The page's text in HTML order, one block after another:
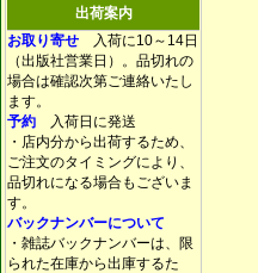
出荷案内
お取り寄せ 入荷に10～14日
（出版社営業日）。品切れの
場合は確認次第ご連絡いたし
ます。
予約 入荷日に発送
・店内分から出荷するため、
ご注文のタイミングにより、
品切れになる場合もございま
す。
バックナンバーについて
・雑誌バックナンバーは、限
られた在庫から出庫するた